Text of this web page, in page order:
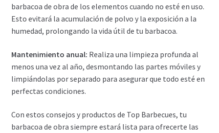
barbacoa de obra de los elementos cuando no esté en uso.
Esto evitará la acumulación de polvo y la exposición a la
humedad, prolongando la vida útil de tu barbacoa.
Mantenimiento anual: Realiza una limpieza profunda al
menos una vez al año, desmontando las partes móviles y
limpiándolas por separado para asegurar que todo esté en
perfectas condiciones.
Con estos consejos y productos de Top Barbecues, tu
barbacoa de obra siempre estará lista para ofrecerte las